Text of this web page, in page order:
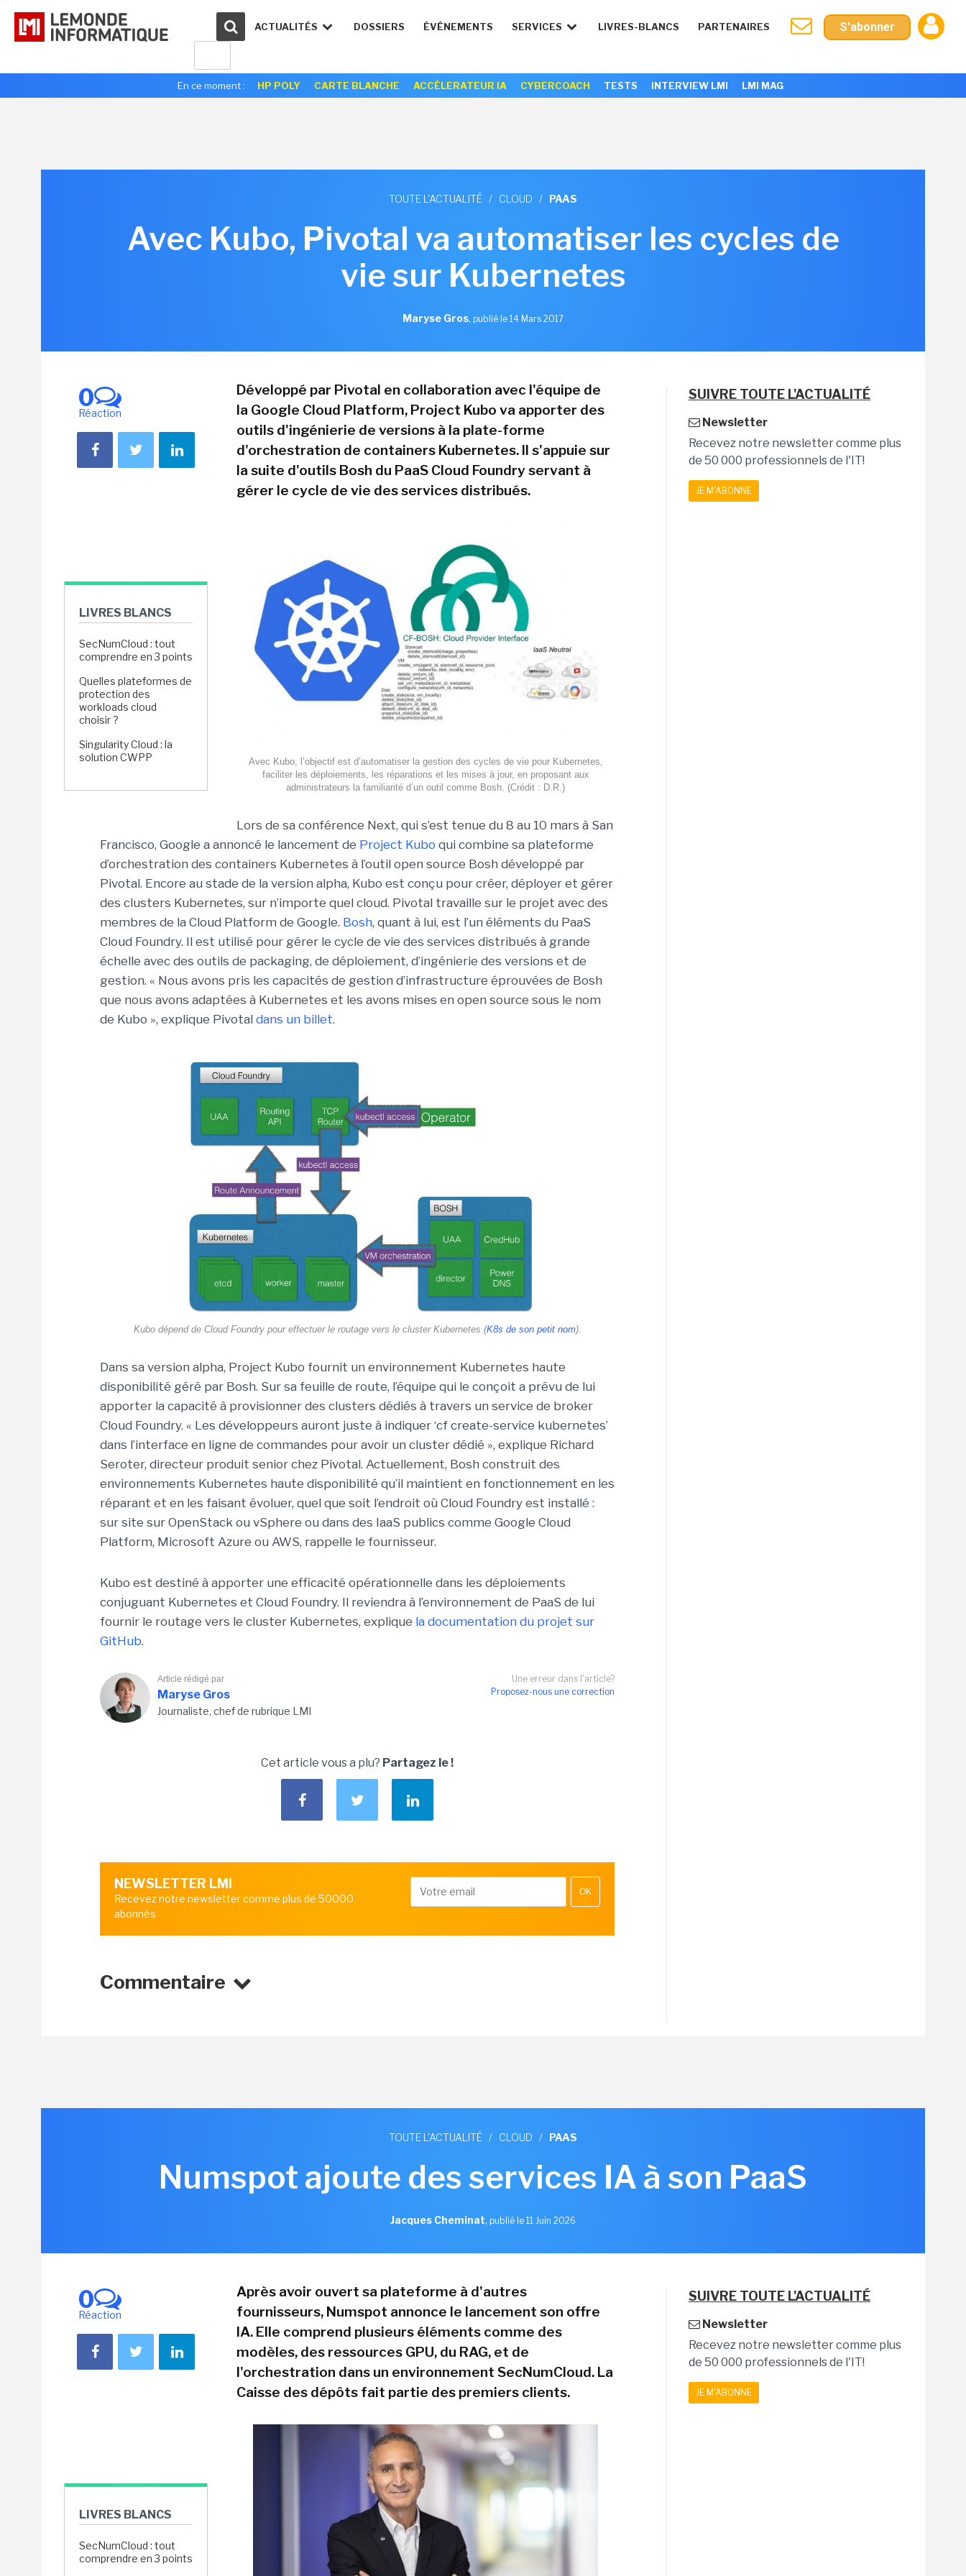
ACTUALITÉS DOSSIERS ÉVÉNEMENTS SERVICES LIVRES-BLANCS PARTENAIRES S'abonner
En ce moment : HP POLY CARTE BLANCHE ACCÉLERATEUR IA CYBERCOACH TESTS INTERVIEW LMI LMI MAG
TOUTE L'ACTUALITÉ / CLOUD / PAAS
Avec Kubo, Pivotal va automatiser les cycles de
vie sur Kubernetes
Maryse Gros, publié le 14 Mars 2017
0
Réaction
LIVRES BLANCS
SecNumCloud : tout
comprendre en 3 points
Quelles plateformes de
protection des
workloads cloud
choisir ?
Singularity Cloud : la
solution CWPP
Développé par Pivotal en collaboration avec l'équipe de
la Google Cloud Platform, Project Kubo va apporter des
outils d'ingénierie de versions à la plate-forme
d'orchestration de containers Kubernetes. Il s'appuie sur
la suite d'outils Bosh du PaaS Cloud Foundry servant à
gérer le cycle de vie des services distribués.
Avec Kubo, l’objectif est d’automatiser la gestion des cycles de vie pour Kubernetes,
faciliter les déploiements, les réparations et les mises à jour, en proposant aux
administrateurs la familiarité d’un outil comme Bosh. (Crédit : D.R.)
Lors de sa conférence Next, qui s’est tenue du 8 au 10 mars à San
Francisco, Google a annoncé le lancement de Project Kubo qui combine sa plateforme
d’orchestration des containers Kubernetes à l’outil open source Bosh développé par
Pivotal. Encore au stade de la version alpha, Kubo est conçu pour créer, déployer et gérer
des clusters Kubernetes, sur n’importe quel cloud. Pivotal travaille sur le projet avec des
membres de la Cloud Platform de Google. Bosh, quant à lui, est l’un éléments du PaaS
Cloud Foundry. Il est utilisé pour gérer le cycle de vie des services distribués à grande
échelle avec des outils de packaging, de déploiement, d’ingénierie des versions et de
gestion. « Nous avons pris les capacités de gestion d’infrastructure éprouvées de Bosh
que nous avons adaptées à Kubernetes et les avons mises en open source sous le nom
de Kubo », explique Pivotal dans un billet.
Kubo dépend de Cloud Foundry pour effectuer le routage vers le cluster Kubernetes (K8s de son petit nom).
Dans sa version alpha, Project Kubo fournit un environnement Kubernetes haute
disponibilité géré par Bosh. Sur sa feuille de route, l’équipe qui le conçoit a prévu de lui
apporter la capacité à provisionner des clusters dédiés à travers un service de broker
Cloud Foundry. « Les développeurs auront juste à indiquer ‘cf create-service kubernetes’
dans l’interface en ligne de commandes pour avoir un cluster dédié », explique Richard
Seroter, directeur produit senior chez Pivotal. Actuellement, Bosh construit des
environnements Kubernetes haute disponibilité qu’il maintient en fonctionnement en les
réparant et en les faisant évoluer, quel que soit l’endroit où Cloud Foundry est installé :
sur site sur OpenStack ou vSphere ou dans des IaaS publics comme Google Cloud
Platform, Microsoft Azure ou AWS, rappelle le fournisseur.
Kubo est destiné à apporter une efficacité opérationnelle dans les déploiements
conjuguant Kubernetes et Cloud Foundry. Il reviendra à l’environnement de PaaS de lui
fournir le routage vers le cluster Kubernetes, explique la documentation du projet sur
GitHub.
Une erreur dans l'article?
Proposez-nous une correction
Article rédigé par
Maryse Gros
Journaliste, chef de rubrique LMI
Cet article vous a plu? Partagez le !
NEWSLETTER LMI
Recevez notre newsletter comme plus de 50000
abonnés
OK
Commentaire
SUIVRE TOUTE L'ACTUALITÉ
Newsletter
Recevez notre newsletter comme plus
de 50 000 professionnels de l'IT!
JE M'ABONNE
TOUTE L'ACTUALITÉ / CLOUD / PAAS
Numspot ajoute des services IA à son PaaS
Jacques Cheminat, publié le 11 Juin 2026
0
Réaction
LIVRES BLANCS
SecNumCloud : tout
comprendre en 3 points
Après avoir ouvert sa plateforme à d'autres
fournisseurs, Numspot annonce le lancement son offre
IA. Elle comprend plusieurs éléments comme des
modèles, des ressources GPU, du RAG, et de
l'orchestration dans un environnement SecNumCloud. La
Caisse des dépôts fait partie des premiers clients.
SUIVRE TOUTE L'ACTUALITÉ
Newsletter
Recevez notre newsletter comme plus
de 50 000 professionnels de l'IT!
JE M'ABONNE